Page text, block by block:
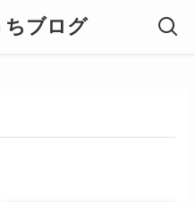
ちブログ